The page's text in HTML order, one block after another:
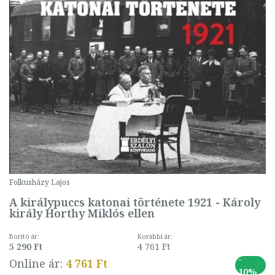
Folkusházy Lajos
A királypuccs katonai története 1921 - Károly
király Horthy Miklós ellen
Borító ár:
5 290 Ft
Korábbi ár:
4 761 Ft
Online ár: 4 761 Ft
-
10%